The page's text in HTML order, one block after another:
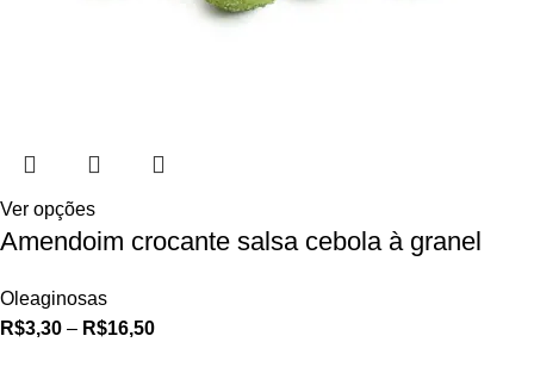
Ver opções
Amendoim crocante salsa cebola à granel
Oleaginosas
R$3,30 – R$16,50